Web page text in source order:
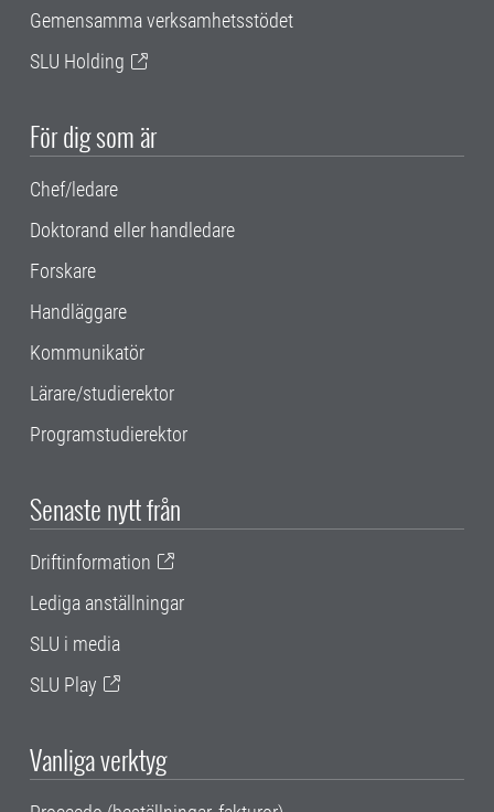
Gemensamma verksamhetsstödet
SLU Holding
För dig som är
Chef/ledare
Doktorand eller handledare
Forskare
Handläggare
Kommunikatör
Lärare/studierektor
Programstudierektor
Senaste nytt från
Driftinformation
Lediga anställningar
SLU i media
SLU Play
Vanliga verktyg